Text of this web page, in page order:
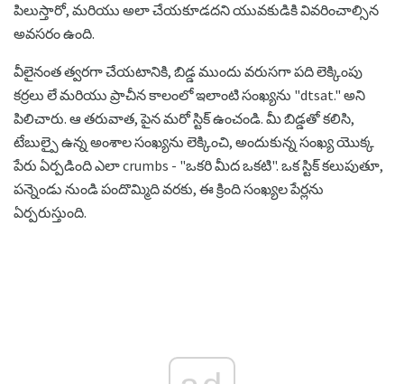
పిలుస్తారో, మరియు అలా చేయకూడదని యువకుడికి వివరించాల్సిన
అవసరం ఉంది.
వీలైనంత త్వరగా చేయటానికి, బిడ్డ ముందు వరుసగా పది లెక్కింపు
కర్రలు లే మరియు ప్రాచీన కాలంలో ఇలాంటి సంఖ్యను "dtsat." అని
పిలిచారు. ఆ తరువాత, పైన మరో స్టిక్ ఉంచండి. మీ బిడ్డతో కలిసి,
టేబుల్పై ఉన్న అంశాల సంఖ్యను లెక్కించి, అందుకున్న సంఖ్య యొక్క
పేరు ఏర్పడింది ఎలా crumbs - "ఒకరి మీద ఒకటి". ఒక స్టిక్ కలుపుతూ,
పన్నెండు నుండి పందొమ్మిది వరకు, ఈ క్రింది సంఖ్యల పేర్లను
ఏర్పరుస్తుంది.